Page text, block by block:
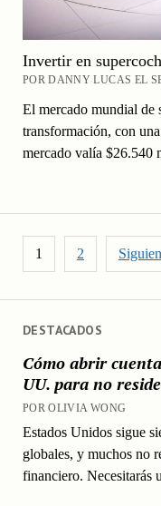
DESTACADOS
Cómo abrir
UU. para no
POR OLIVIA WONG
Estados Unidos sigue
globales, y muchos no
financiero. Necesitarás
Invertir en
POR DANNY LUCAS EL
El mercado mundial de
transformación, con
mercado valía $26.540
Paginación de
1 2